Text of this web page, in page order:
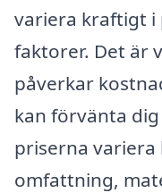
variera kraftigt i
faktorer. Det är
påverkar
kan förvänta
priserna
omfattning,